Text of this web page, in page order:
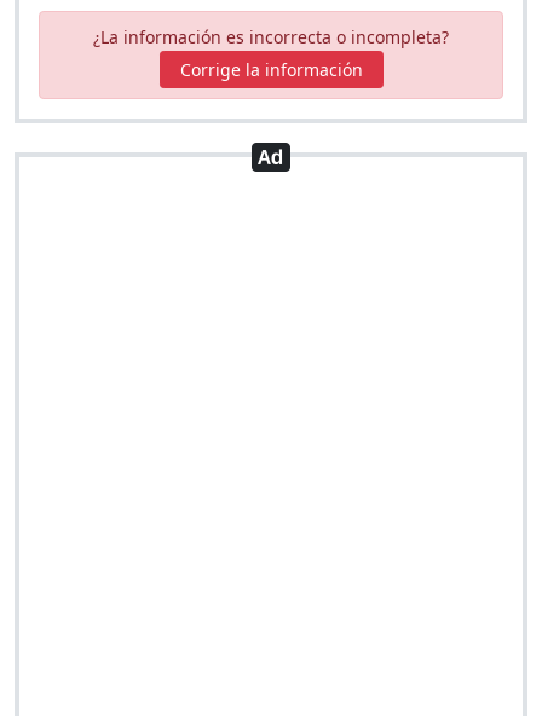
¿La información es incorrecta o incompleta?
Corrige la información